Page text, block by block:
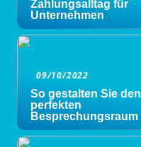
Zahlungsalltag für
Unternehmen
09/10/2022
So gestalten Sie den
perfekten
Besprechungsraum